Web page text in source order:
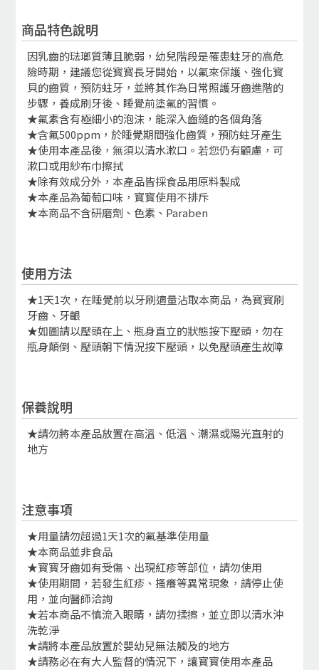
商品特色說明
因乳齒的琺瑯質薄且脆弱，幼兒階段是罹患蛀牙的高危
險時期，建議您從寳寳長牙開始，以氟來保護、強化寳
貝的齒質，預防蛀牙，並將其作為日常照護牙齒進階的
步驟，養成刷牙後、睡覺前塗氟的習慣。
★氟素含有極細小的泡沫，能深入齒縫的各個角落
★含氟500ppm，於睡覺期間強化齒質，預防蛀牙產生
★使用本產品後，無須以清水漱口。若您仍有顧慮，可
漱口或用紗布巾擦拭
★除有效成分外，本產品皆採食品用原料製成
★本產品為葡萄口味，寳寳使用不排斥
★本商品不含研磨劑、色素、Paraben
使用方法
★1天1次，在睡覺前以牙刷適量沾取本商品，為寳寳刷
牙齒、牙齦
★如圖請以壓頭在上、瓶身直立的狀態按下壓頭，勿在
瓶身顛倒、壓頭朝下情況按下壓頭，以免壓頭產生故障
保養說明
★請勿將本產品放置在高溫、低溫、潮濕或陽光直射的
地方
注意事項
★用量請勿超過1天1次的氟基準使用量
★本商品並非食品
★寳寳牙齒如有受傷、出現紅疹等部位，請勿使用
★使用期間，若發生紅疹、搔癢等異常現象，請停止使
用，並向醫師洽詢
★若本商品不慎流入眼睛，請勿揉擦，並立即以清水沖
洗乾淨
★請將本產品放置於嬰幼兒無法觸及的地方
★請務必在有大人監督的情況下，讓寳寳使用本產品